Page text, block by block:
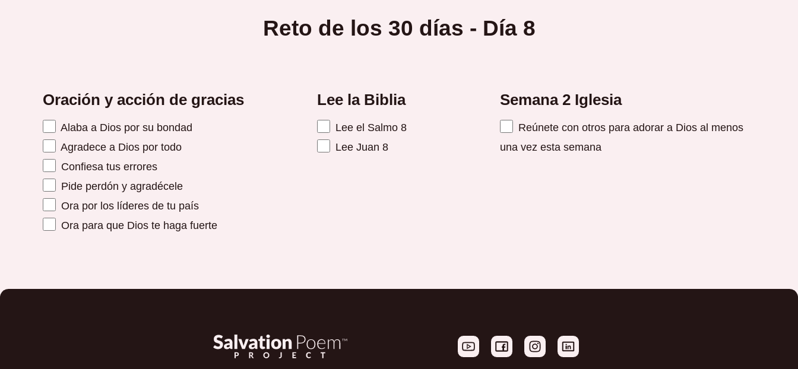
Reto de los 30 días - Día 8
Oración y acción de gracias
Alaba a Dios por su bondad
Agradece a Dios por todo
Confiesa tus errores
Pide perdón y agradécele
Ora por los líderes de tu país
Ora para que Dios te haga fuerte
Lee la Biblia
Lee el Salmo 8
Lee Juan 8
Semana 2 Iglesia
Reúnete con otros para adorar a Dios al menos
una vez esta semana